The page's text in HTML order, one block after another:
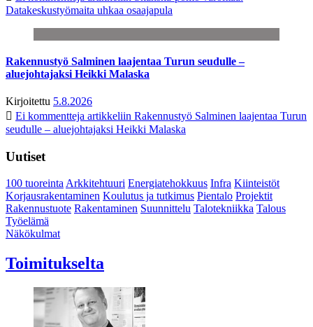
Datakeskustyömaita uhkaa osaajapula
Rakennustyö Salminen laajentaa Turun seudulle –
aluejohtajaksi Heikki Malaska
Kirjoitettu 5.8.2026
Ei kommentteja artikkeliin Rakennustyö Salminen laajentaa Turun
seudulle – aluejohtajaksi Heikki Malaska
Uutiset
100 tuoreintaArkkitehtuuri Energiatehokkuus Infra Kiinteistöt
Korjausrakentaminen Koulutus ja tutkimus Pientalo Projektit
Rakennustuote Rakentaminen Suunnittelu Talotekniikka Talous
Työelämä
Näkökulmat
Toimitukselta